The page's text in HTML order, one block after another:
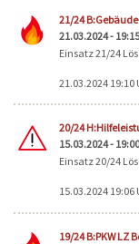
21/24
21.03.2024 - 19:15
Einsatz 21/24
21.03.2024
20/24
15.03.2024 - 19:00
Einsatz 20/24
15.03.2024 19:06
19/24 B:PKW LZ
Seiten